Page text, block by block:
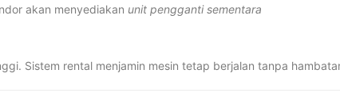
akan menyediakan unit pengganti sementara
Sistem rental menjamin mesin tetap berjalan tanpa